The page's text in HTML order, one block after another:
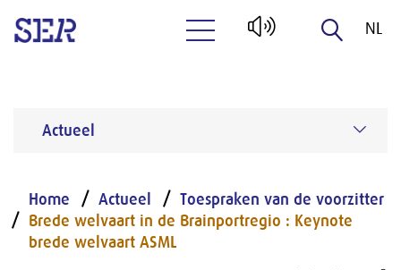
NL
Actueel
Home Actueel
Toespraken van de voorzitter
Brede welvaart in de Brainportregio : Keynote
brede welvaart ASML